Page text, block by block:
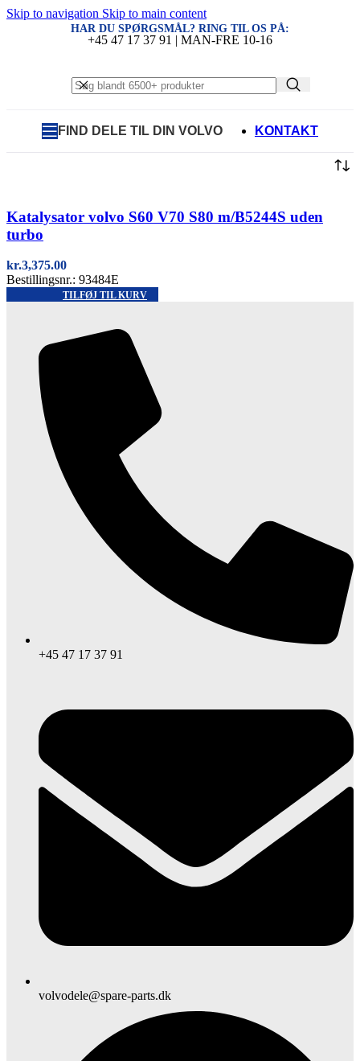
Skip to navigation Skip to main content
HAR DU SPØRGSMÅL? RING TIL OS PÅ:
+45 47 17 37 91 | MAN-FRE 10-16
FIND DELE TIL DIN VOLVO KONTAKT
Katalysator volvo S60 V70 S80 m/B5244S uden
turbo
kr.3,375.00
Bestillingsnr.: 93484E
TILFØJ TIL KURV
+45 47 17 37 91
volvodele@spare-parts.dk